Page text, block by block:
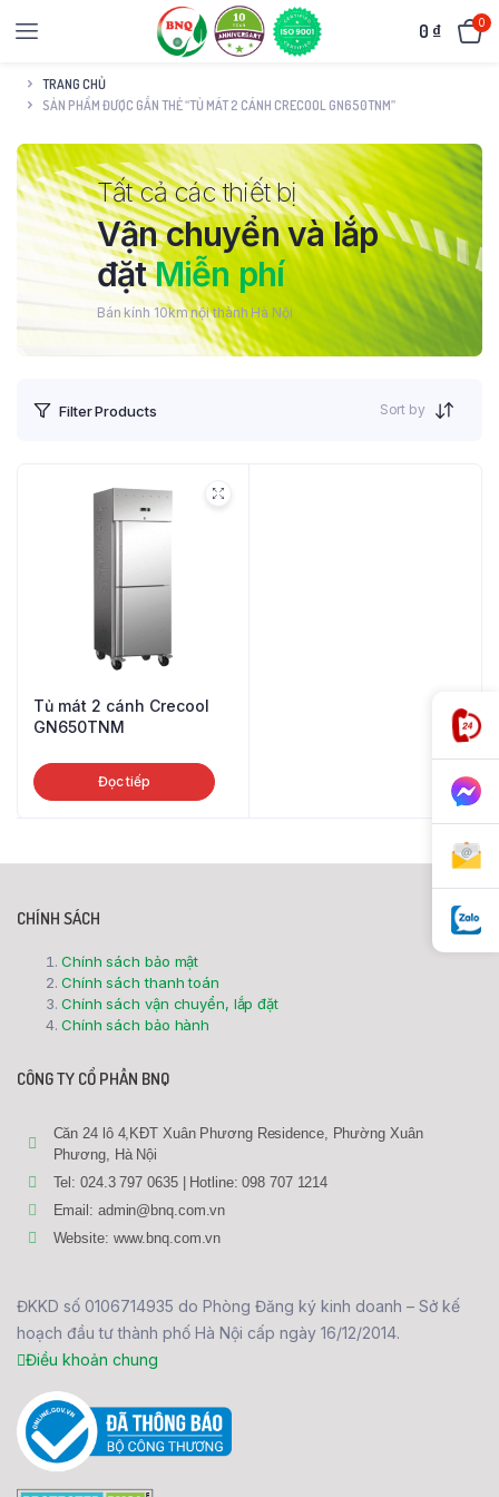
0 ₫ 0
TRANG CHỦ
SẢN PHẨM ĐƯỢC GẮN THẺ “TỦ MÁT 2 CÁNH CRECOOL GN650TNM”
Tất cả các thiết bị
Vận chuyển và lắp
đặtMiễn phí
Bán kính 10km nội thành Hà Nội
Filter Products Sort by
Tủ mát 2 cánh Crecool
GN650TNM
Đọc tiếp
CHÍNH SÁCH
Chính sách bảo mật
Chính sách thanh toán
Chính sách vận chuyển, lắp đặt
Chính sách bảo hành
CÔNG TY CỔ PHẦN BNQ
Căn 24 lô 4,KĐT Xuân Phương Residence, Phường Xuân
Phương, Hà Nội
Tel: 024.3 797 0635 | Hotline: 098 707 1214
Email: admin@bnq.com.vn
Website: www.bnq.com.vn
ĐKKD số 0106714935 do Phòng Đăng ký kinh doanh – Sở kế
hoạch đầu tư thành phố Hà Nội cấp ngày 16/12/2014.
Điều khoản chung